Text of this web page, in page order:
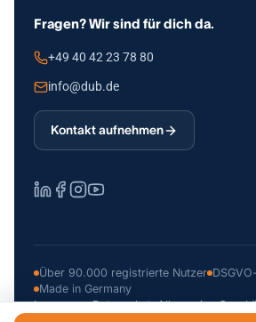
Fragen? Wir sind für dich da.
+49 40 42 23 78 80
info@dub.de
Kontakt aufnehmen
Über 90.000 registrierte Nutzer
Made in Germany
ImpressumDatenschutzAllgemeine